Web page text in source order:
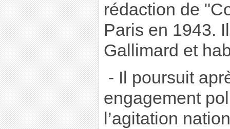
rédaction de
Paris en 1943.
Gallimard et
- Il poursuit
engagement
l’agitation